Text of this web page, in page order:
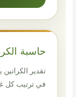
حاسبة
تقدير
في ترتيب كل